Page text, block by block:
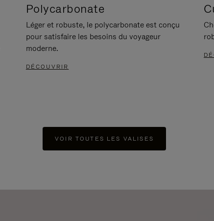
Polycarbonate
Léger et robuste, le polycarbonate est conçu
pour satisfaire les besoins du voyageur
moderne.
DÉCOUVRIR
VOIR TOUTES LES VALISES